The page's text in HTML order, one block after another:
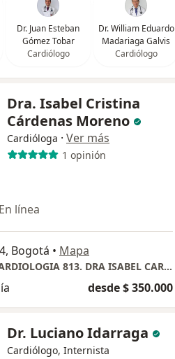
Dr. Juan Esteban
Gómez Tobar
Cardiólogo
Dr. William Eduardo
Madariaga Galvis
Cardiólogo
Dra. Isabel Cristina
Cárdenas Moreno
Cardióloga · Ver más
1 opinión
En línea
Bogotá • Mapa
CONSULTORIO CARDIOLOGIA 813. DRA ISABEL CARDENAS MORENO
desde $ 350.000
Dr. Luciano Idarraga
Cardiólogo, Internista